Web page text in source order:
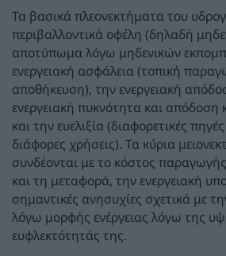
Τα βασικά πλεονεκτήματα του
περιβαλλοντικά οφέλη (δηλαδή
αποτύπωμα λόγω μηδενικών
ενεργειακή ασφάλεια (τοπική
αποθήκευση), την ενεργειακή
ενεργειακή πυκνότητα και
και την ευελιξία (διαφορετικές
διάφορες χρήσεις). Τα κύρια
συνδέονται με το κόστος
και τη μεταφορά, την ενεργειακή
σημαντικές ανησυχίες σχετικά με
λόγω μορφής ενέργειας λόγω της
ευφλεκτότητάς της.